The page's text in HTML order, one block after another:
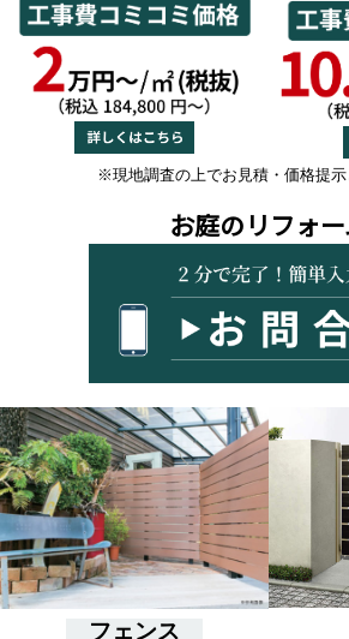
※現地調査の上でお見積・価格提示
お庭のリフォ
フェンス